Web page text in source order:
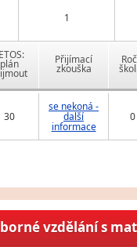
1
plán Přijímací
zkouška
30
se nekoná -
další
informace
0
vzdělání s